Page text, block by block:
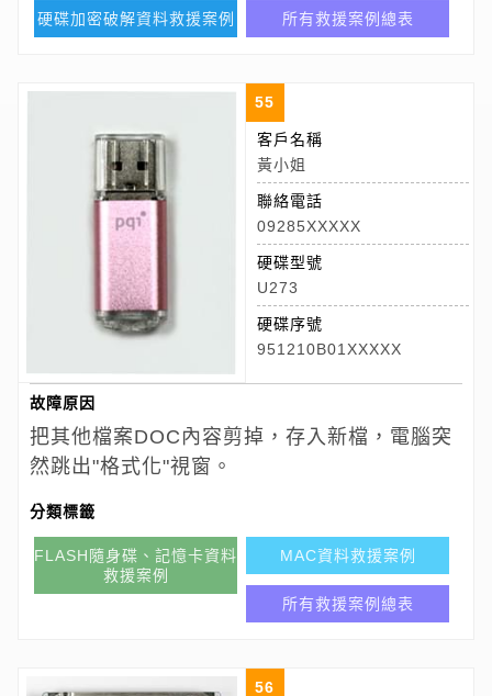
硬碟加密破解資料救援案例 所有救援案例總表
55
客戶名稱
黃小姐
聯絡電話
09285XXXXX
硬碟型號
U273
硬碟序號
951210B01XXXXX
故障原因
把其他檔案DOC內容剪掉，存入新檔，電腦突
然跳出"格式化"視窗。
分類標籤
FLASH隨身碟、記憶卡資料
救援案例
MAC資料救援案例
所有救援案例總表
56